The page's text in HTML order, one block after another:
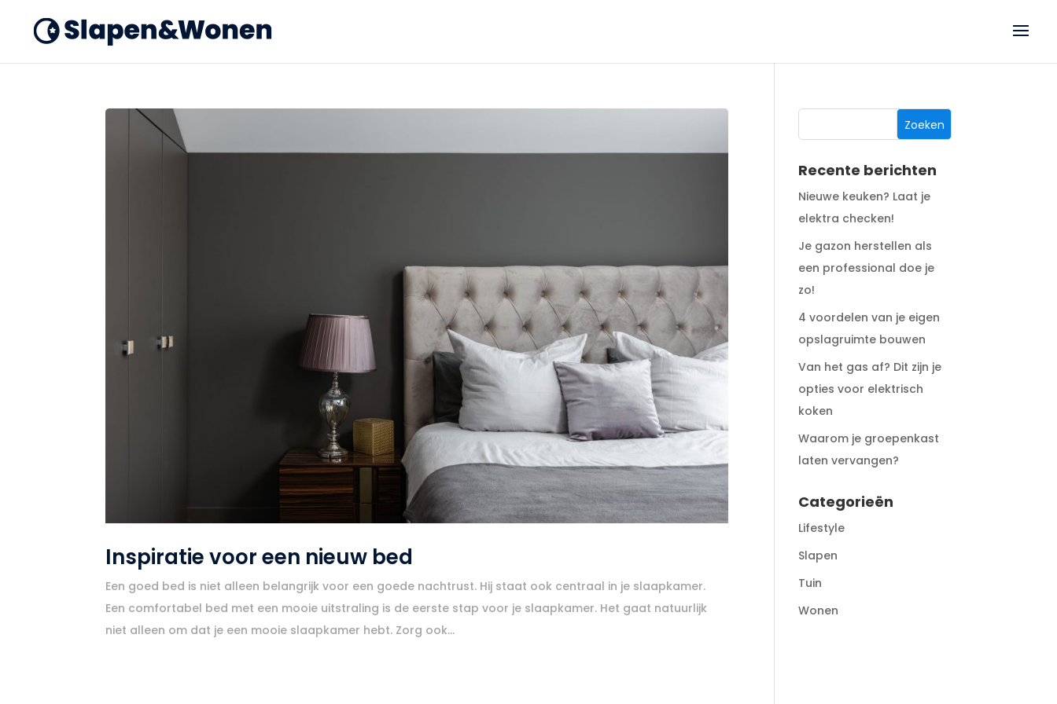
Inspiratie voor een nieuw bed
Een goed bed is niet alleen belangrijk voor een goede nachtrust. Hij staat ook centraal in je slaapkamer.
Een comfortabel bed met een mooie uitstraling is de eerste stap voor je slaapkamer. Het gaat natuurlijk
niet alleen om dat je een mooie slaapkamer hebt. Zorg ook...
Recente berichten
Nieuwe keuken? Laat je
elektra checken!
Je gazon herstellen als
een professional doe je
zo!
4 voordelen van je eigen
opslagruimte bouwen
Van het gas af? Dit zijn je
opties voor elektrisch
koken
Waarom je groepenkast
laten vervangen?
Categorieën
Lifestyle
Slapen
Tuin
Wonen